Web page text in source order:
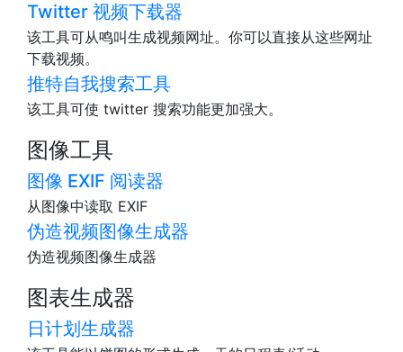
Twitter 视频下载器
该工具可从鸣叫生成视频网址。你可以直接从这些网址
下载视频。
推特自我搜索工具
该工具可使 twitter 搜索功能更加强大。
图像工具
图像 EXIF 阅读器
从图像中读取 EXIF
伪造视频图像生成器
伪造视频图像生成器
图表生成器
日计划生成器